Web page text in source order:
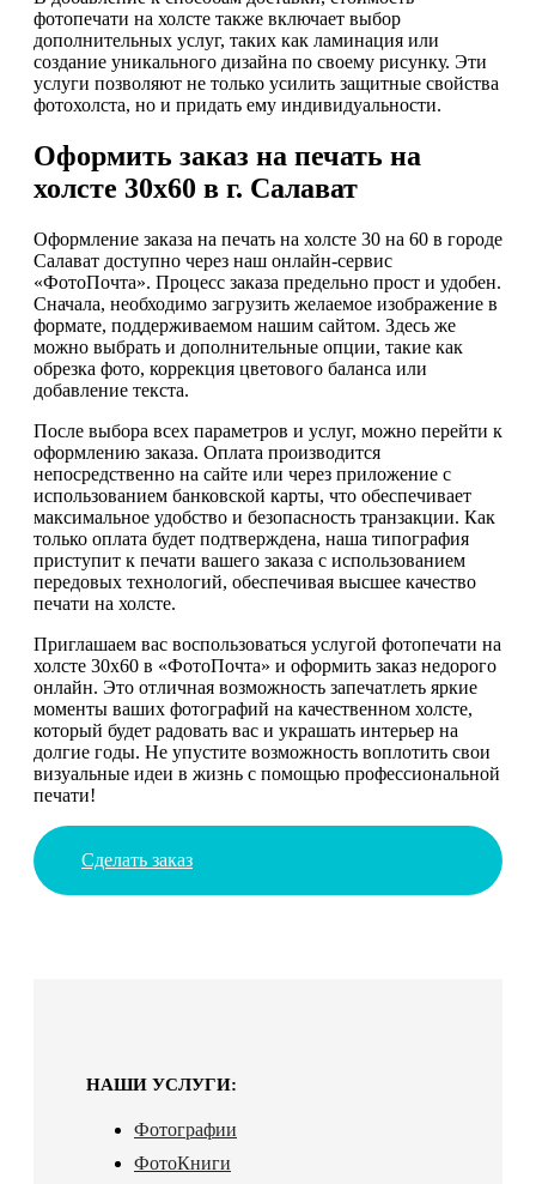
фотопечати на холсте также включает выбор
дополнительных услуг, таких как ламинация или
создание уникального дизайна по своему рисунку. Эти
услуги позволяют не только усилить защитные свойства
фотохолста, но и придать ему индивидуальности.
Оформить заказ на печать на
холсте 30х60 в г. Салават
Оформление заказа на печать на холсте 30 на 60 в городе
Салават доступно через наш онлайн-сервис
«ФотоПочта». Процесс заказа предельно прост и удобен.
Сначала, необходимо загрузить желаемое изображение в
формате, поддерживаемом нашим сайтом. Здесь же
можно выбрать и дополнительные опции, такие как
обрезка фото, коррекция цветового баланса или
добавление текста.
После выбора всех параметров и услуг, можно перейти к
оформлению заказа. Оплата производится
непосредственно на сайте или через приложение с
использованием банковской карты, что обеспечивает
максимальное удобство и безопасность транзакции. Как
только оплата будет подтверждена, наша типография
приступит к печати вашего заказа с использованием
передовых технологий, обеспечивая высшее качество
печати на холсте.
Приглашаем вас воспользоваться услугой фотопечати на
холсте 30х60 в «ФотоПочта» и оформить заказ недорого
онлайн. Это отличная возможность запечатлеть яркие
моменты ваших фотографий на качественном холсте,
который будет радовать вас и украшать интерьер на
долгие годы. Не упустите возможность воплотить свои
визуальные идеи в жизнь с помощью профессиональной
печати!
Сделать заказ
НАШИ УСЛУГИ:
Фотографии
ФотоКниги